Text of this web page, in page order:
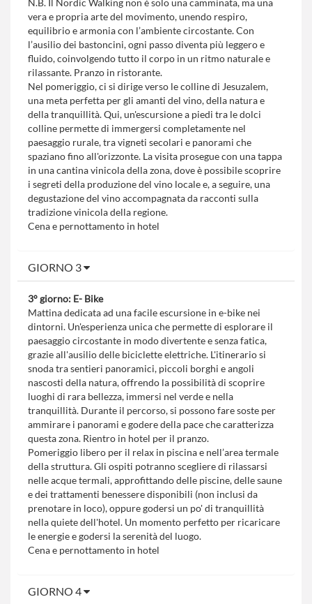
N.B. Il Nordic Walking non è solo una camminata, ma una
vera e propria arte del movimento, unendo respiro,
equilibrio e armonia con l’ambiente circostante. Con
l’ausilio dei bastoncini, ogni passo diventa più leggero e
fluido, coinvolgendo tutto il corpo in un ritmo naturale e
rilassante. Pranzo in ristorante.
Nel pomeriggio, ci si dirige verso le colline di Jesuzalem,
una meta perfetta per gli amanti del vino, della natura e
della tranquillità. Qui, un'escursione a piedi tra le dolci
colline permette di immergersi completamente nel
paesaggio rurale, tra vigneti secolari e panorami che
spaziano fino all'orizzonte. La visita prosegue con una tappa
in una cantina vinicola della zona, dove è possibile scoprire
i segreti della produzione del vino locale e, a seguire, una
degustazione del vino accompagnata da racconti sulla
tradizione vinicola della regione.
Cena e pernottamento in hotel
GIORNO 3
3° giorno: E- Bike
Mattina dedicata ad una facile escursione in e-bike nei
dintorni. Un'esperienza unica che permette di esplorare il
paesaggio circostante in modo divertente e senza fatica,
grazie all'ausilio delle biciclette elettriche. L'itinerario si
snoda tra sentieri panoramici, piccoli borghi e angoli
nascosti della natura, offrendo la possibilità di scoprire
luoghi di rara bellezza, immersi nel verde e nella
tranquillità. Durante il percorso, si possono fare soste per
ammirare i panorami e godere della pace che caratterizza
questa zona. Rientro in hotel per il pranzo.
Pomeriggio libero per il relax in piscina e nell’area termale
della struttura. Gli ospiti potranno scegliere di rilassarsi
nelle acque termali, approfittando delle piscine, delle saune
e dei trattamenti benessere disponibili (non inclusi da
prenotare in loco), oppure godersi un po' di tranquillità
nella quiete dell'hotel. Un momento perfetto per ricaricare
le energie e godersi la serenità del luogo.
Cena e pernottamento in hotel
GIORNO 4